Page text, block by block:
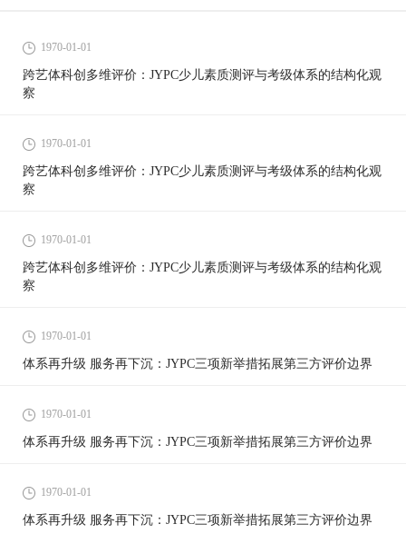
1970-01-01
跨艺体科创多维评价：JYPC少儿素质测评与考级体系的结构化观
察
1970-01-01
跨艺体科创多维评价：JYPC少儿素质测评与考级体系的结构化观
察
1970-01-01
跨艺体科创多维评价：JYPC少儿素质测评与考级体系的结构化观
察
1970-01-01
体系再升级 服务再下沉：JYPC三项新举措拓展第三方评价边界
1970-01-01
体系再升级 服务再下沉：JYPC三项新举措拓展第三方评价边界
1970-01-01
体系再升级 服务再下沉：JYPC三项新举措拓展第三方评价边界